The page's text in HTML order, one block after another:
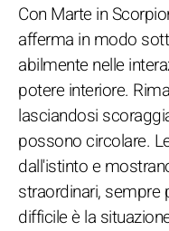
Con Marte in
afferma in modo
abilmente nelle
potere interiore.
lasciandosi
possono circolare.
dall'istinto e
straordinari, sempre
difficile è la